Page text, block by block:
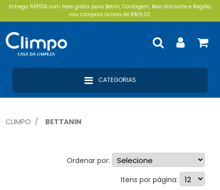
Entrega RÁPIDA com frete grátis para Betim, Contagem, Belo Horizonte e Região,
nas compras acima de R$19,00.
CATEGORIAS
CLIMPO BETTANIN
Ordenar por:
Itens por página: